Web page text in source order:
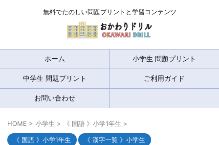
無料でたのしい問題プリントと学習コンテンツ
ホーム 小学生 問題プリント
中学生 問題プリント ご利用ガイド
お問い合わせ
HOME > 小学生 > 《 国語 》小学1年生 >
《 国語 》小学1年生 《 漢字一覧 》小学生